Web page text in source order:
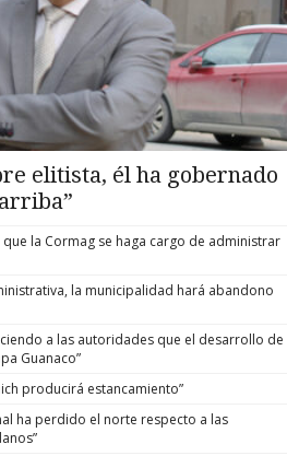
elitista, él ha gobernado
la Cormag se haga cargo de administrar
la municipalidad hará abandono
a las autoridades que el desarrollo de
Guanaco”
producirá estancamiento”
ha perdido el norte respecto a las